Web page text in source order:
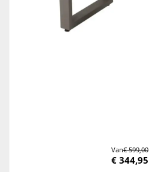
Van€ 599,00
€ 344,95